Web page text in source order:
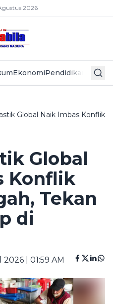
2026
EkonomiPendidikan Politik
Global Naik Imbas Konflik
Global
Konflik
Tekan
di
| 01:59 AM